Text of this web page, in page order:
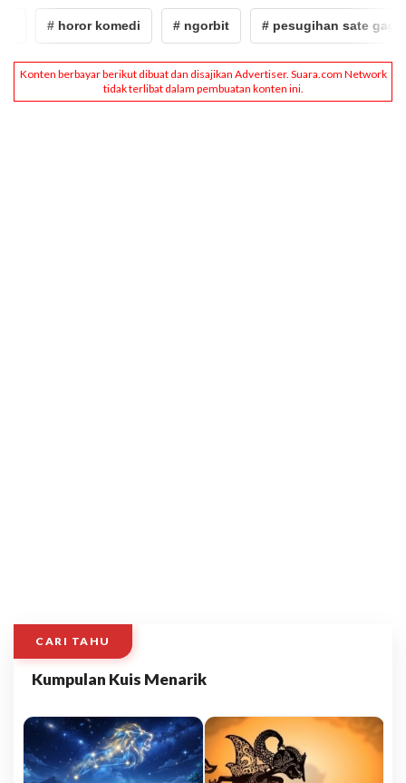
# horor komedi # ngorbit # pesugihan sate gagak
CARI TAHU
Kumpulan Kuis Menarik